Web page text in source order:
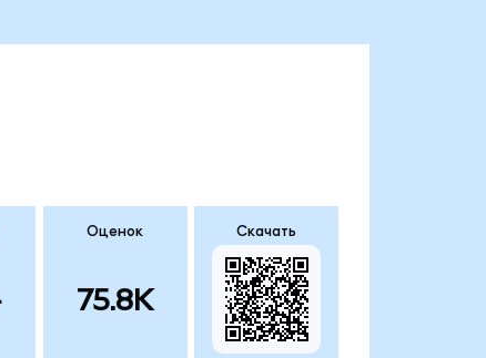
Оценок
75.8K
Скачать